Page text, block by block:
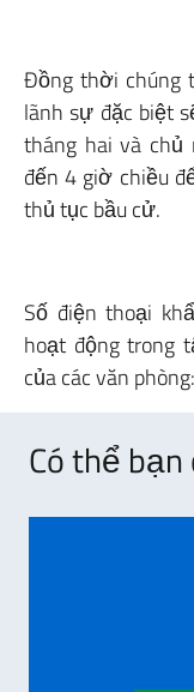
Đồng thời chúng
lãnh sự đặc biệt
tháng hai và
đến 4 giờ chiều
thủ tục bầu cử.
Số điện thoại
hoạt động trong
của các văn
Có thể